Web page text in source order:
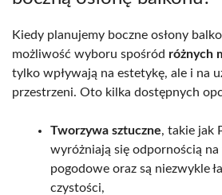
Kiedy planujemy boczne osłony
możliwość wyboru spośród różnych
tylko wpływają na estetykę, ale i na
przestrzeni. Oto kilka dostępnych
Tworzywa sztuczne, takie jak
wyróżniają się odpornością
pogodowe oraz są niezwykle
czystości,